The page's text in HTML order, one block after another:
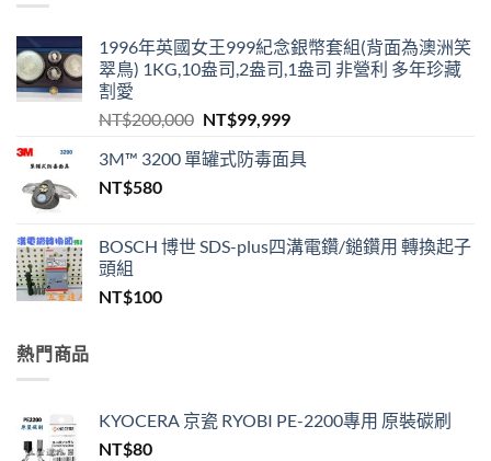
1996年英國女王999紀念銀幣套組(背面為澳洲笑
翠鳥) 1KG,10盎司,2盎司,1盎司 非營利 多年珍藏
割愛
NT$200,000 原
價
NT$99,999目
價
3M™ 3200 單罐式防毒面具
NT$580
BOSCH 博世 SDS-plus四溝電鑽/鎚鑽用 轉換起子
頭組
NT$100
熱門商品
KYOCERA 京瓷 RYOBI PE-2200專用 原裝碳刷
NT$80